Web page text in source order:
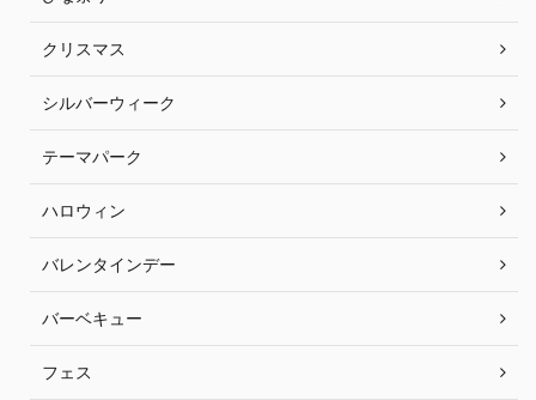
クリスマス
シルバーウィーク
テーマパーク
ハロウィン
バレンタインデー
バーベキュー
フェス